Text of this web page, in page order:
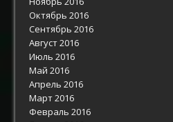
Октябрь 2016
Сентябрь 2016
Август 2016
Июль 2016
Май 2016
Апрель 2016
Март 2016
Февраль 2016